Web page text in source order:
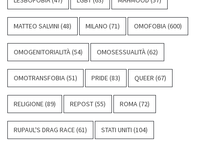
MATTEO SALVINI (48) MILANO (71) OMOFOBIA(600)
OMOGENITORIALITÀ(54) OMOSESSUALITÀ(62)
OMOTRANSFOBIA(51) PRIDE(83) QUEER (67)
RELIGIONE(89) REPOST(55) ROMA(72)
RUPAUL'S DRAG RACE(61) STATI UNITI (104)